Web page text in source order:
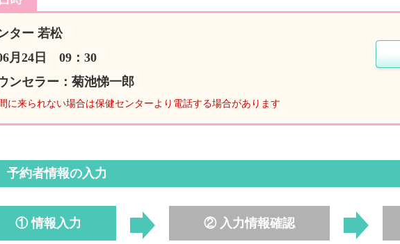
ター 若松
月24日 09：30
ンセラー：菊池悌一郎
に来られない場合は保健センターより電話する場合があります
約者情報の入力
① 情報入力 ② 入力情報確認